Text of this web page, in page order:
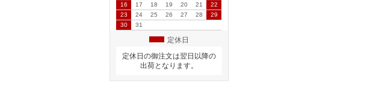
16
17 18 19 20 21
22
23
24 25 26 27 28
29
30
31
定休日
定休日の御注文は翌日以降の
出荷となります。